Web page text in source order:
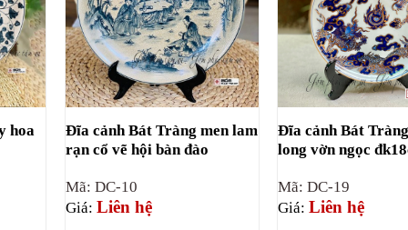
hoa
Đĩa cảnh Bát Tràng men lam
rạn cổ vẽ hội bàn đào
Mã: DC-10
Giá: Liên hệ
Đĩa cảnh Bát
long vờn ngọc
Mã: DC-19
Giá:Liên hệ